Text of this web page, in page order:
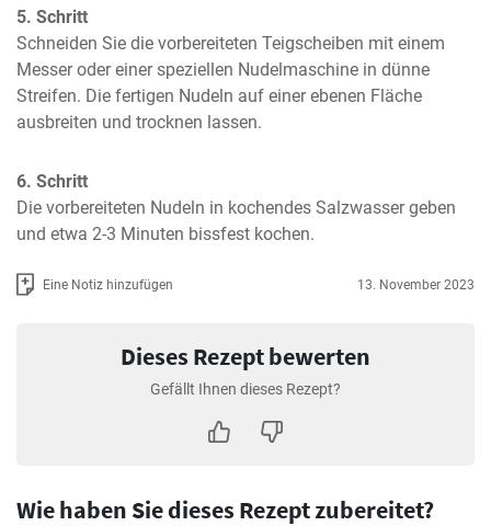
5. Schritt
Schneiden Sie die vorbereiteten Teigscheiben mit einem
Messer oder einer speziellen Nudelmaschine in dünne
Streifen. Die fertigen Nudeln auf einer ebenen Fläche
ausbreiten und trocknen lassen.
6. Schritt
Die vorbereiteten Nudeln in kochendes Salzwasser geben
und etwa 2-3 Minuten bissfest kochen.
Eine Notiz hinzufügen 13. November 2023
Dieses Rezept bewerten
Gefällt Ihnen dieses Rezept?
Wie haben Sie dieses Rezept zubereitet?